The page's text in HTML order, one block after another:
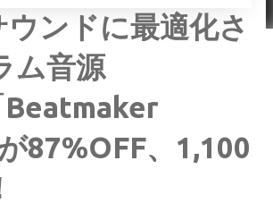
ンドに最適化さ
ム音源
Beatmaker
87%OFF、1,100